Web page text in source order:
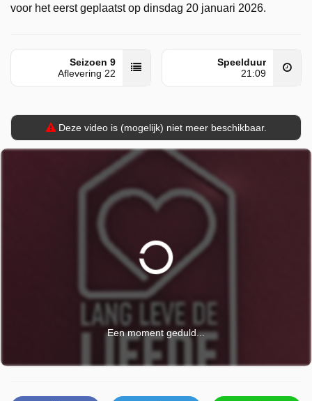
voor het eerst geplaatst op dinsdag 20 januari 2026.
Seizoen 9
Aflevering 22
Speelduur
21:09
Deze video is (mogelijk) niet meer beschikbaar.
Een moment geduld...